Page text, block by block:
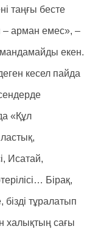
таңғы бесте
– арман емес», –
екен.
кесел пайда
«Құл
Исатай,
Бірақ,
бізді тұралатып
халықтың сағы